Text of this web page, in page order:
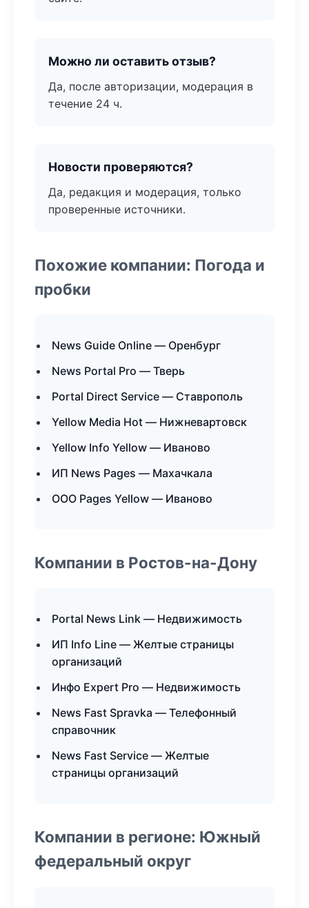
Можно ли оставить отзыв?
Да, после авторизации, модерация в
течение 24 ч.
Новости проверяются?
Да, редакция и модерация, только
проверенные источники.
Похожие компании: Погода и
пробки
News Guide Online — Оренбург
News Portal Pro — Тверь
Portal Direct Service — Ставрополь
Yellow Media Hot — Нижневартовск
Yellow Info Yellow — Иваново
ИП News Pages — Махачкала
ООО Pages Yellow — Иваново
Компании в Ростов-на-Дону
Portal News Link — Недвижимость
ИП Info Line — Желтые страницы
организаций
Инфо Expert Pro — Недвижимость
News Fast Spravka — Телефонный
справочник
News Fast Service — Желтые
страницы организаций
Компании в регионе: Южный
федеральный округ